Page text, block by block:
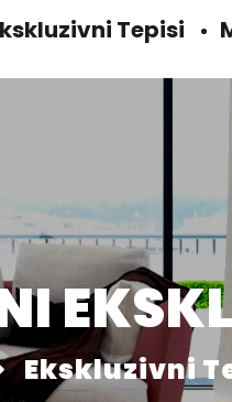
Tepisi
Ekskluzivni